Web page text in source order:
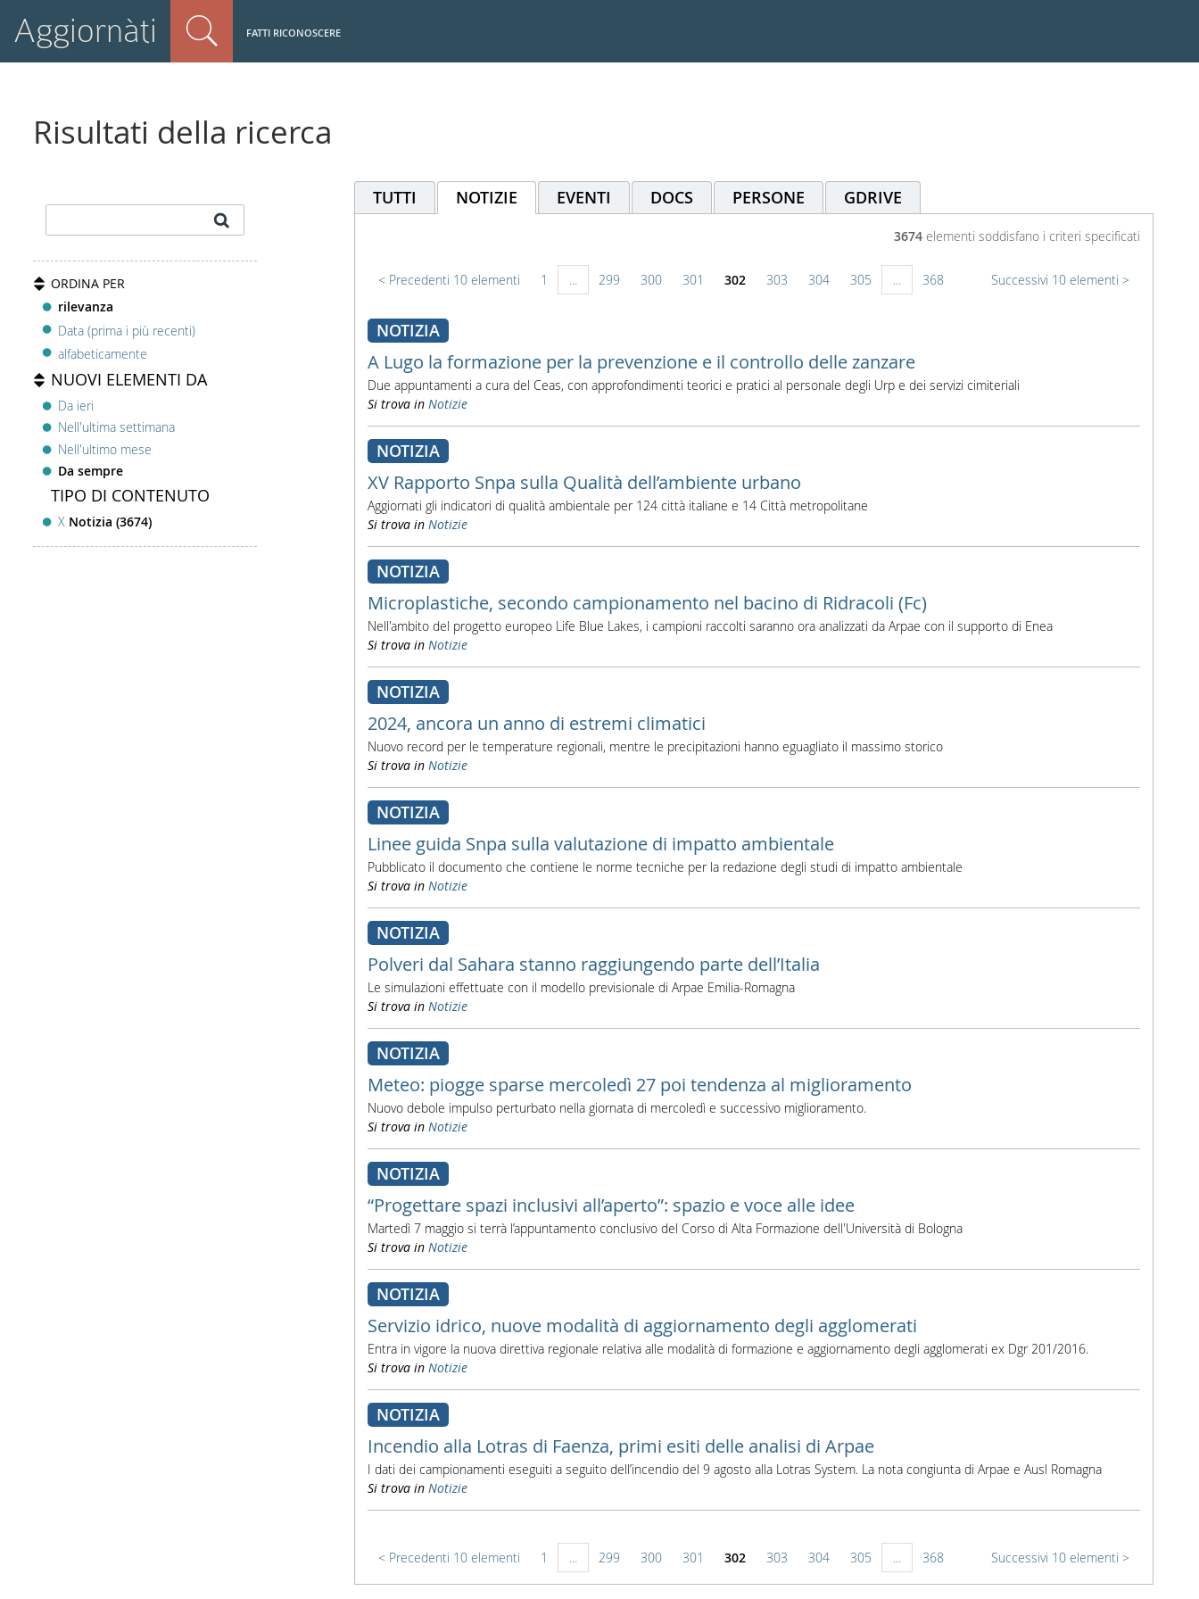
Aggiornàti FATTI RICONOSCERE
Risultati della ricerca
ORDINA PER
rilevanza
Data (prima i più recenti)
alfabeticamente
NUOVI ELEMENTI DA
Da ieri
Nell'ultima settimana
Nell'ultimo mese
Da sempre
TIPO DI CONTENUTO
X Notizia (3674)
TUTTI NOTIZIE EVENTI DOCS PERSONE GDRIVE
3674elementi soddisfano i criteri specificati
Precedenti 10 elementi 1 ... 299 300 301 302 303 304 305 ... 368 Successivi 10 elementi
NOTIZIA
A Lugo la formazione per la prevenzione e il controllo delle zanzare
Due appuntamenti a cura del Ceas, con approfondimenti teorici e pratici al personale degli Urp e dei servizi cimiteriali
Si trova in Notizie
NOTIZIA
XV Rapporto Snpa sulla Qualità dell’ambiente urbano
Aggiornati gli indicatori di qualità ambientale per 124 città italiane e 14 Città metropolitane
Si trova in Notizie
NOTIZIA
Microplastiche, secondo campionamento nel bacino di Ridracoli (Fc)
Nell'ambito del progetto europeo Life Blue Lakes, i campioni raccolti saranno ora analizzati da Arpae con il supporto di Enea
Si trova in Notizie
NOTIZIA
2024, ancora un anno di estremi climatici
Nuovo record per le temperature regionali, mentre le precipitazioni hanno eguagliato il massimo storico
Si trova in Notizie
NOTIZIA
Linee guida Snpa sulla valutazione di impatto ambientale
Pubblicato il documento che contiene le norme tecniche per la redazione degli studi di impatto ambientale
Si trova in Notizie
NOTIZIA
Polveri dal Sahara stanno raggiungendo parte dell’Italia
Le simulazioni effettuate con il modello previsionale di Arpae Emilia-Romagna
Si trova in Notizie
NOTIZIA
Meteo: piogge sparse mercoledì 27 poi tendenza al miglioramento
Nuovo debole impulso perturbato nella giornata di mercoledì e successivo miglioramento.
Si trova in Notizie
NOTIZIA
“Progettare spazi inclusivi all’aperto”: spazio e voce alle idee
Martedì 7 maggio si terrà l’appuntamento conclusivo del Corso di Alta Formazione dell'Università di Bologna
Si trova in Notizie
NOTIZIA
Servizio idrico, nuove modalità di aggiornamento degli agglomerati
Entra in vigore la nuova direttiva regionale relativa alle modalità di formazione e aggiornamento degli agglomerati ex Dgr 201/2016.
Si trova in Notizie
NOTIZIA
Incendio alla Lotras di Faenza, primi esiti delle analisi di Arpae
I dati dei campionamenti eseguiti a seguito dell’incendio del 9 agosto alla Lotras System. La nota congiunta di Arpae e Ausl Romagna
Si trova in Notizie
Precedenti 10 elementi 1 ... 299 300 301 302 303 304 305 ... 368 Successivi 10 elementi